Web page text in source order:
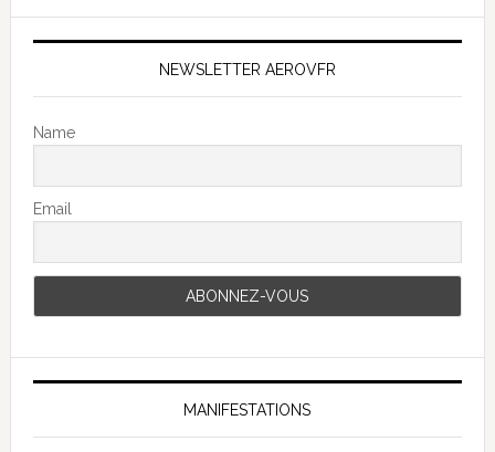
NEWSLETTER AEROVFR
Name
Email
MANIFESTATIONS